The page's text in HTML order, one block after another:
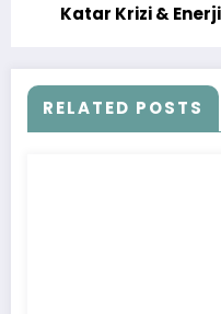
Katar Krizi &
RELATED POSTS